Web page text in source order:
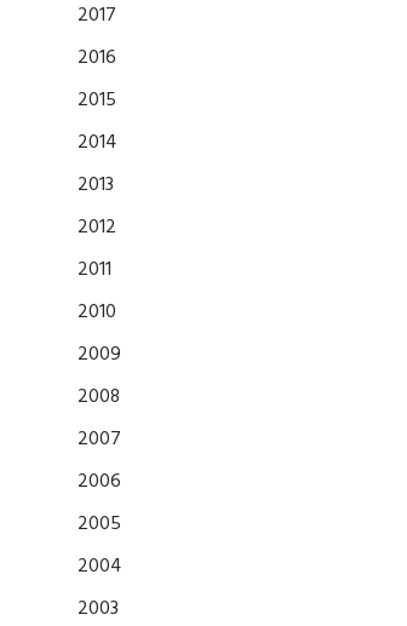
2017
2016
2015
2014
2013
2012
2011
2010
2009
2008
2007
2006
2005
2004
2003